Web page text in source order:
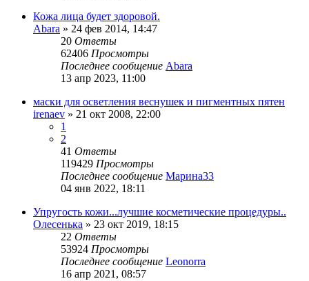
Кожа лица будет здоровой.
Abara » 24 фев 2014, 14:47
20 Ответы
62406 Просмотры
Последнее сообщение Abara
13 апр 2023, 11:00
маски для осветления веснушек и пигментных пятен
irenaev » 21 окт 2008, 22:00
1
2
41 Ответы
119429 Просмотры
Последнее сообщение Марина33
04 янв 2022, 18:11
Упругость кожи...лучшие косметические процедуры..
Олесенька » 23 окт 2019, 18:15
22 Ответы
53924 Просмотры
Последнее сообщение Leonorra
16 апр 2021, 08:57